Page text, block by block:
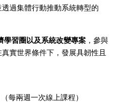
過集體行動推動系統轉型的
學習圈以及系統改變專案，參與
實世界條件下，發展具韌性且
每兩週一次線上課程）